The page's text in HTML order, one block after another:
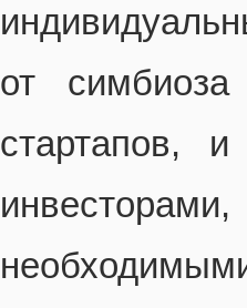
от
стартапов,